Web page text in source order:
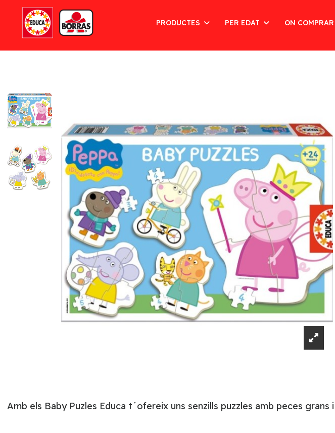
PRODUCTES PER EDAT ON COMPRAR
Amb els Baby Puzles Educa t´ofereix uns senzills puzzles amb peces